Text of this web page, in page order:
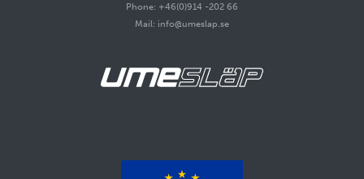
Phone: +46(0)914 -202 66
Mail: info@umeslap.se